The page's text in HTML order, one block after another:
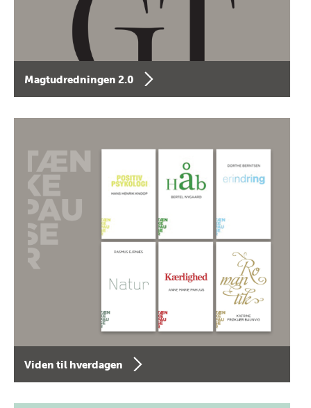
Magtudredningen 2.0
Viden til hverdagen